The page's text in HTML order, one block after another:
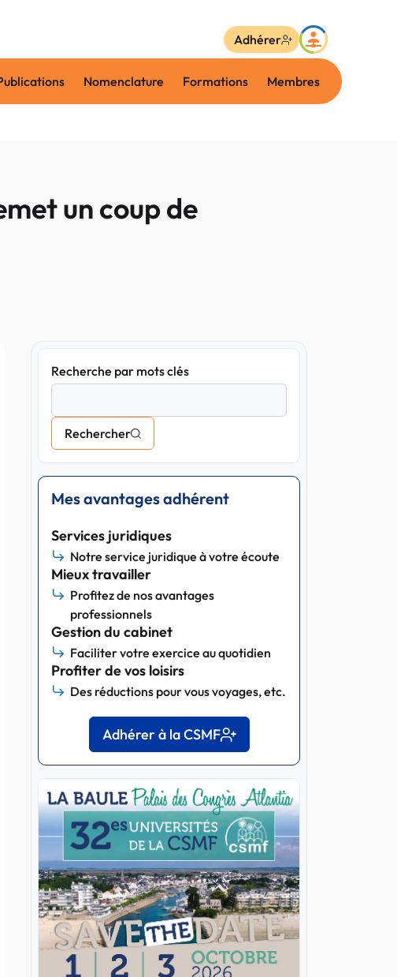
Nomenclature Formations Membres
Adhérer
un coup de
Recherche par mots clés
Rechercher
Mes avantages adhérent
Services juridiques
Notre service juridique à votre écoute
Mieux travailler
Profitez de nos avantages
professionnels
Gestion du cabinet
Faciliter votre exercice au quotidien
Profiter de vos loisirs
Des réductions pour vous voyages, etc.
Adhérer à la CSMF